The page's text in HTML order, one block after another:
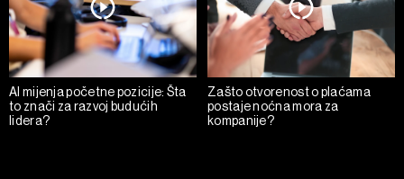
AI mijenja početne pozicije: Šta
to znači za razvoj budućih
lidera?
Zašto otvorenost o plaćama
postaje noćna mora za
kompanije?